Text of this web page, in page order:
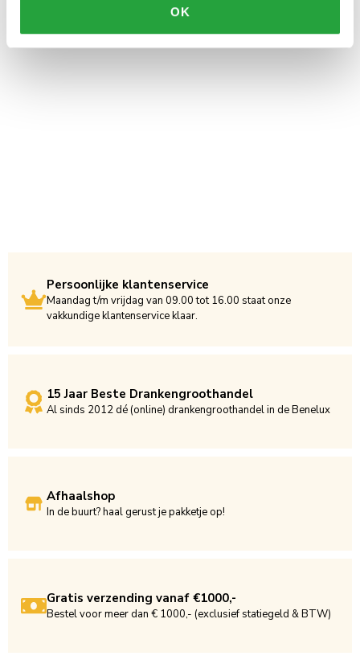
OK
Persoonlijke klantenservice
Maandag t/m vrijdag van 09.00 tot 16.00 staat onze
vakkundige klantenservice klaar.
15 Jaar Beste Drankengroothandel
Al sinds 2012 dé (online) drankengroothandel in de Benelux
Afhaalshop
In de buurt? haal gerust je pakketje op!
Gratis verzending vanaf €1000,-
Bestel voor meer dan € 1000,- (exclusief statiegeld & BTW)